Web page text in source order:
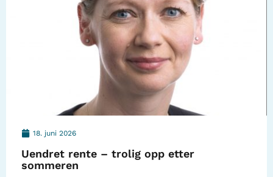
18. juni 2026
Uendret rente – trolig opp etter
sommeren